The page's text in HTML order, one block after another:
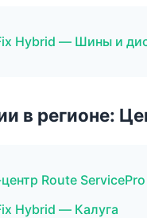
Hybrid — Шины и
в регионе:
Route
Hybrid — Калуга